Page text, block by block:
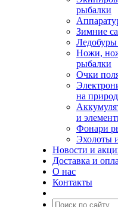
рыбалки
Зимние
Ножи,
рыбалки
Очки
на
и
Фонари
Эхолоты
Новости и
Доставка и
О нас
Контакты